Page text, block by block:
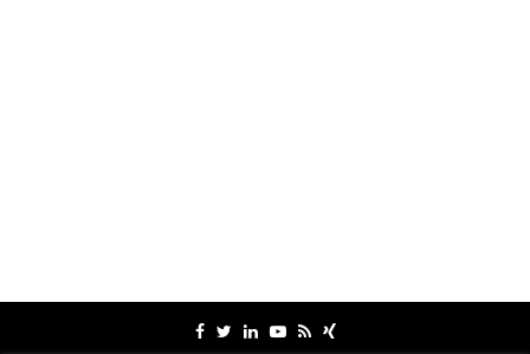
Facebook
TwitterLinkedinYoutube
RssXing